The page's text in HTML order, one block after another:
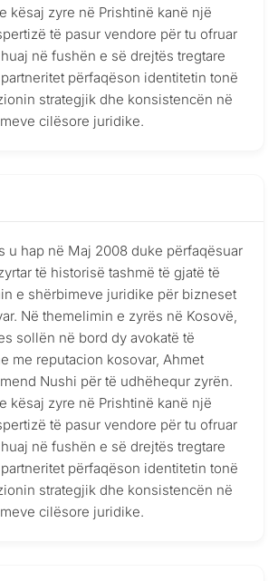
kësaj zyre në Prishtinë kanë një
të pasur vendore për tu ofruar
në fushën e së drejtës tregtare
përfaqëson identitetin tonë
strategjik dhe konsistencën në
cilësore juridike.
u hap në Maj 2008 duke përfaqësuar
të historisë tashmë të gjatë të
e shërbimeve juridike për bizneset
Në themelimin e zyrës në Kosovë,
sollën në bord dy avokatë të
me reputacion kosovar, Ahmet
Nushi për të udhëhequr zyrën.
kësaj zyre në Prishtinë kanë një
të pasur vendore për tu ofruar
në fushën e së drejtës tregtare
përfaqëson identitetin tonë
strategjik dhe konsistencën në
cilësore juridike.